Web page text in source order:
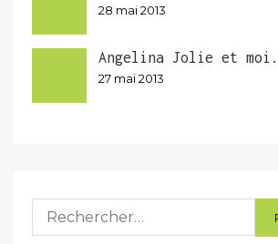
28 mai 2013
Angelina Jolie et
27 mai 2013
Rechercher :